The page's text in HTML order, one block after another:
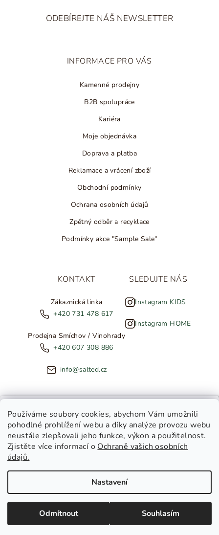
Používáme soubory cookies, abychom Vám umožnili
pohodlné prohlížení webu a díky analýze provozu webu
neustále zlepšovali jeho funkce, výkon a použitelnost.
Zjistěte více informací o Ochraně vašich osobních
údajů.
Nastavení
Odmítnout Souhlasím
ODEBÍREJTE NÁŠ NEWSLETTER
INFORMACE PRO VÁS
Kamenné prodejny
B2B spolupráce
Kariéra
Moje objednávka
Doprava a platba
Reklamace a vrácení zboží
Obchodní podmínky
Ochrana osobních údajů
Zpětný odběr a recyklace
Podmínky akce "Sample Sale"
KONTAKT
Zákaznická linka
+420 731 478 617
Prodejna Smíchov / Vinohrady
+420 607 308 886
info@salted.cz
SLEDUJTE NÁS
Instagram KIDS
Instagram HOME
Copyright 2026SALTED. Všechna práva vyhrazena.Upravit
nastavení cookies
NOVINKY ZE SALTED
Toužíte dostávat novinky z
Salted Home
Salted Kids & Home
Chci být v obraze!